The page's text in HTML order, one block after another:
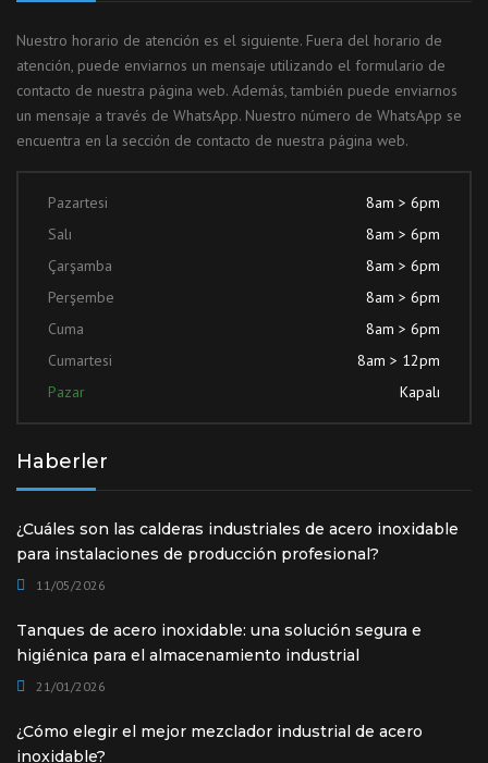
Nuestro horario de atención es el siguiente. Fuera del horario de
atención, puede enviarnos un mensaje utilizando el formulario de
contacto de nuestra página web. Además, también puede enviarnos
un mensaje a través de WhatsApp. Nuestro número de WhatsApp se
encuentra en la sección de contacto de nuestra página web.
Pazartesi
8am > 6pm
Salı
8am > 6pm
Çarşamba
8am > 6pm
Perşembe
8am > 6pm
Cuma
8am > 6pm
Cumartesi
8am > 12pm
Pazar
Kapalı
Haberler
¿Cuáles son las calderas industriales de acero inoxidable
para instalaciones de producción profesional?
11/05/2026
Tanques de acero inoxidable: una solución segura e
higiénica para el almacenamiento industrial
21/01/2026
¿Cómo elegir el mejor mezclador industrial de acero
inoxidable?